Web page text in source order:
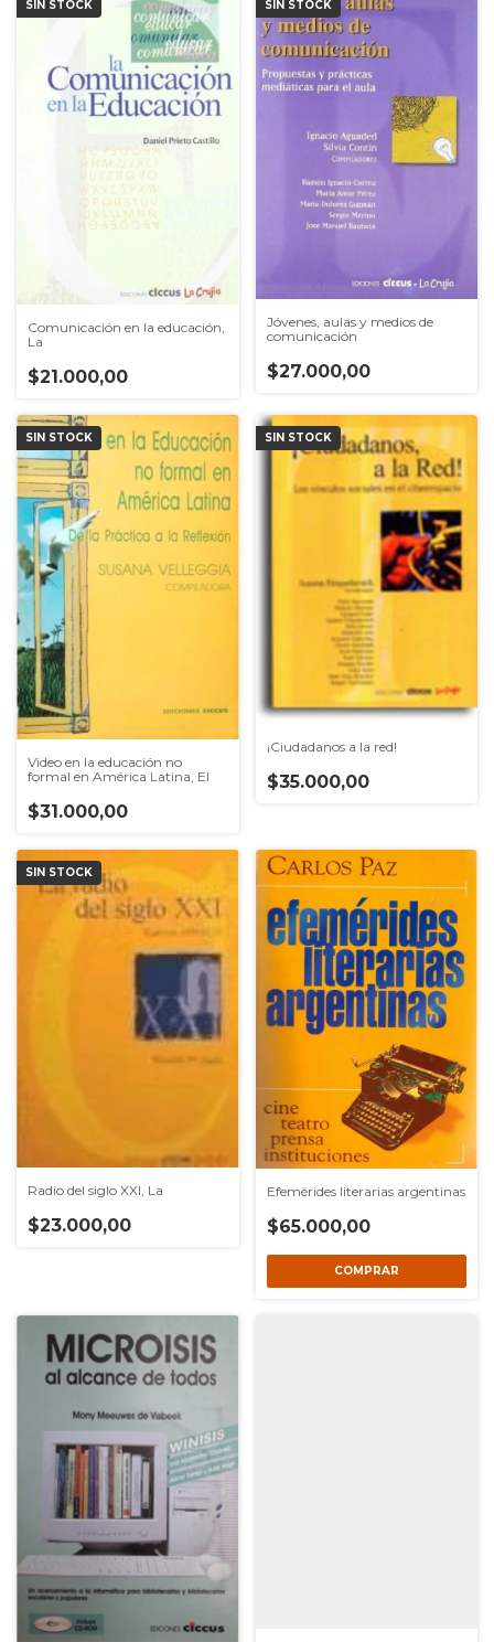
SIN STOCK
Comunicación en la educación,
La
$21.000,00
SIN STOCK
Jóvenes, aulas y medios de
comunicación
$27.000,00
SIN STOCK
Video en la educación no
formal en América Latina, El
$31.000,00
SIN STOCK
¡Ciudadanos a la red!
$35.000,00
SIN STOCK
Radio del siglo XXI, La
$23.000,00
Efemérides literarias argentinas
$65.000,00